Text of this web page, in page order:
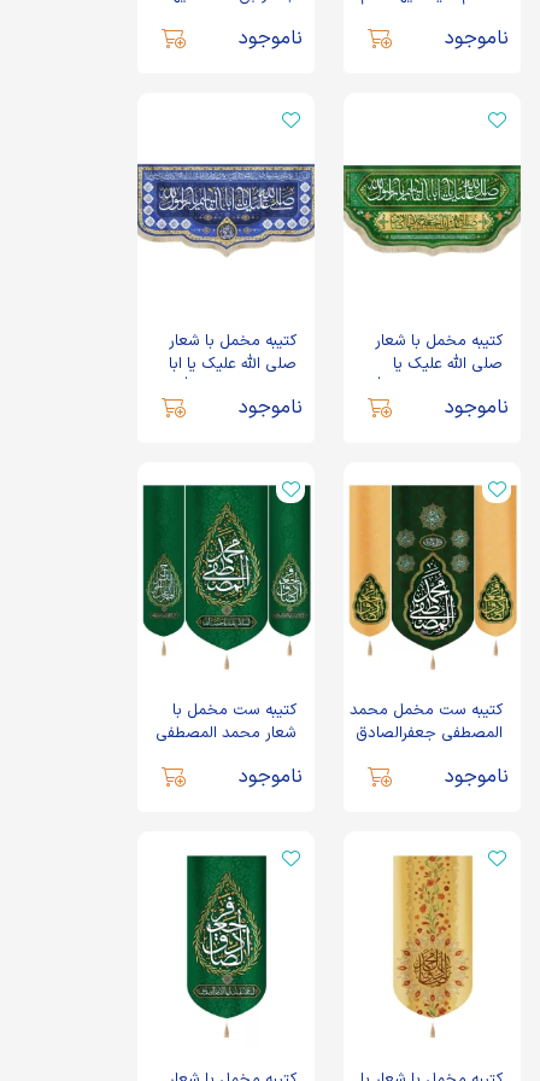
یابن رسول الله زمینه
ناموجود
لولیک الفرج اسامی 14
ناموجود
کتیبه مخمل با شعار
صلی الله علیک یا
صلی الله علیک یا جعفر
ناموجود
کتیبه مخمل با شعار
صلی الله علیک یا ابا
صادق آل محمد زمینه
ناموجود
کتیبه ست مخمل محمد
المصطفی جعفرالصادق
ناموجود
کتیبه ست مخمل با
شعار محمد المصطفی
لولیک الفرج
ناموجود